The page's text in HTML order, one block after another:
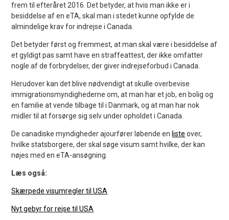
frem til efteråret 2016. Det betyder, at hvis man ikke er i
besiddelse af en eTA, skal man i stedet kunne opfylde de
almindelige krav for indrejse i Canada.
Det betyder først og fremmest, at man skal være i besiddelse af
et gyldigt pas samt have en straffeattest, der ikke omfatter
nogle af de forbrydelser, der giver indrejseforbud i Canada.
Herudover kan det blive nødvendigt at skulle overbevise
immigrationsmyndighederne om, at man har et job, en bolig og
en familie at vende tilbage til i Danmark, og at man har nok
midler til at forsørge sig selv under opholdet i Canada.
De canadiske myndigheder ajourfører løbende en liste over,
hvilke statsborgere, der skal søge visum samt hvilke, der kan
nøjes med en eTA-ansøgning.
Læs også:
Skærpede visumregler til USA
Nyt gebyr for rejse til USA